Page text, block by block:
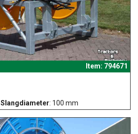
Item: 794671
Slangdiameter: 100 mm